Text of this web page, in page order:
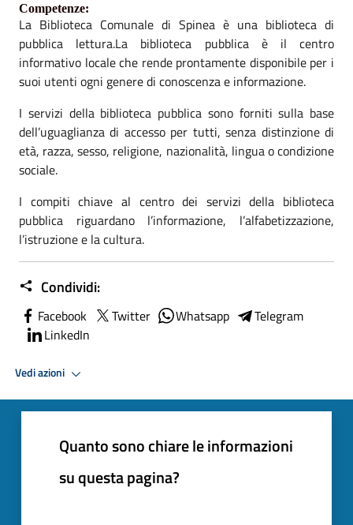
Competenze:
La Biblioteca Comunale di Spinea è una biblioteca di
pubblica lettura.La biblioteca pubblica è il centro
informativo locale che rende prontamente disponibile per i
suoi utenti ogni genere di conoscenza e informazione.
I servizi della biblioteca pubblica sono forniti sulla base
dell’uguaglianza di accesso per tutti, senza distinzione di
età, razza, sesso, religione, nazionalità, lingua o condizione
sociale.
I compiti chiave al centro dei servizi della biblioteca
pubblica riguardano l’informazione, l’alfabetizzazione,
l’istruzione e la cultura.
Condividi:
Facebook Twitter Whatsapp
Telegram
LinkedIn
Vedi azioni
Quanto sono chiare le informazioni
su questa pagina?